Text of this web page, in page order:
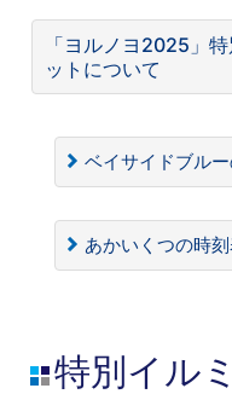
「ヨルノヨ2025」
ットについて
ベイサイドブル
あかいくつの時
特別イル